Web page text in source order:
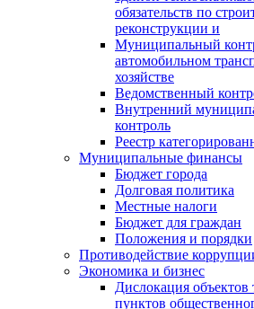
обязательств по
реконструкции и
Муниципальный
автомобильном
хозяйстве
Ведомственный
Внутренний
контроль
Реестр
Муниципальные финансы
Бюджет города
Долговая политика
Местные налоги
Бюджет для граждан
Положения и порядки
Противодействие
Экономика и бизнес
Дислокация объектов
пунктов